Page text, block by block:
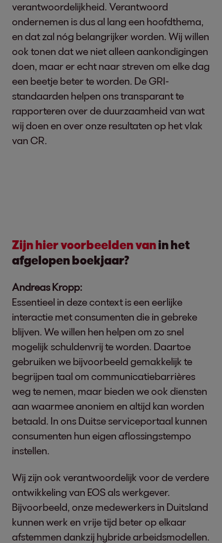
verantwoordelijkheid. Verantwoord
ondernemen is dus al lang een hoofdthema,
en dat zal nóg belangrijker worden. Wij willen
ook tonen dat we niet alleen aankondigingen
doen, maar er echt naar streven om elke dag
een beetje beter te worden. De GRI-
standaarden helpen ons transparant te
rapporteren over de duurzaamheid van wat
wij doen en over onze resultaten op het vlak
van CR.
Zijn hier voorbeelden vanin het
afgelopen boekjaar?
Andreas Kropp:
Essentieel in deze context is een eerlijke
interactie met consumenten die in gebreke
blijven. We willen hen helpen om zo snel
mogelijk schuldenvrij te worden. Daartoe
gebruiken we bijvoorbeeld gemakkelijk te
begrijpen taal om communicatiebarrières
weg te nemen, maar bieden we ook diensten
aan waarmee anoniem en altijd kan worden
betaald. In ons Duitse serviceportaal kunnen
consumenten hun eigen aflossingstempo
instellen.
Wij zijn ook verantwoordelijk voor de verdere
ontwikkeling van EOS als werkgever.
Bijvoorbeeld, onze medewerkers in Duitsland
kunnen werk en vrije tijd beter op elkaar
afstemmen dankzij hybride arbeidsmodellen.